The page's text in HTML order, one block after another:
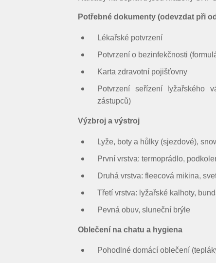
Potřebné dokumenty (odevzdat při
Lékařské potvrzení
Potvrzení o bezinfekčnosti
Karta zdravotní pojišťovny
Potvrzení seřízení lyžařského
zástupců)
Výzbroj a výstroj
Lyže, boty a hůlky (sjezdové),
První vrstva: termoprádlo,
Druhá vrstva: fleecová mikina,
Třetí vrstva: lyžařské kalhoty,
Pevná obuv, sluneční brýle
Oblečení na chatu a hygiena
Pohodlné domácí oblečení